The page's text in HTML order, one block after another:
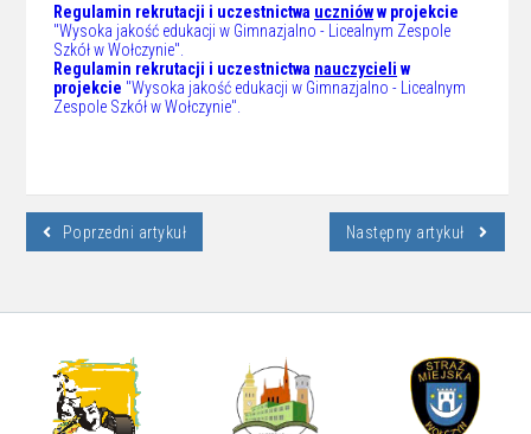
Regulamin rekrutacji i uczestnictwa ucznióww projekcie
"Wysoka jakość edukacji w Gimnazjalno - Licealnym Zespole
Szkół w Wołczynie".
Regulamin rekrutacji i uczestnictwa nauczycieli w
projekcie "Wysoka jakość edukacji w Gimnazjalno - Licealnym
Zespole Szkół w Wołczynie".
Poprzedni artykuł Następny artykuł